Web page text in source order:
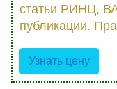
статьи РИНЦ,
публикации.
Узнать цену